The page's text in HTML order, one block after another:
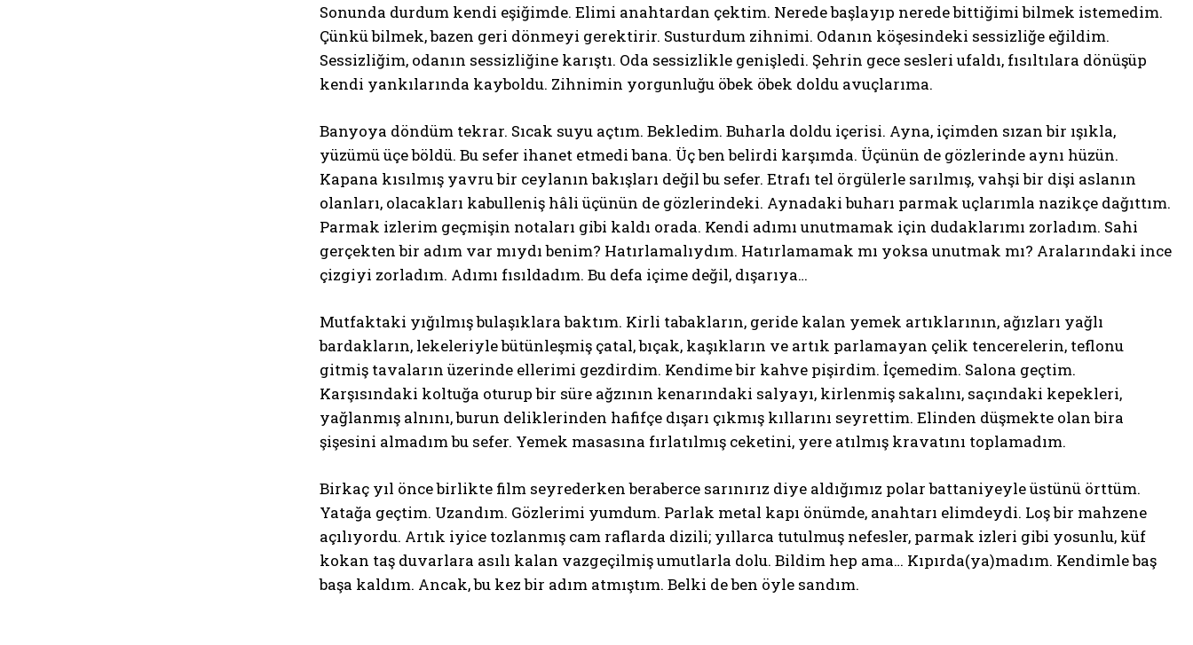
Sonunda durdum kendi eşiğimde. Elimi anahtardan çektim. Nerede başlayıp nerede bittiğimi bilmek istemedim.
Çünkü bilmek, bazen geri dönmeyi gerektirir. Susturdum zihnimi. Odanın köşesindeki sessizliğe eğildim.
Sessizliğim, odanın sessizliğine karıştı. Oda sessizlikle genişledi. Şehrin gece sesleri ufaldı, fısıltılara dönüşüp
kendi yankılarında kayboldu. Zihnimin yorgunluğu öbek öbek doldu avuçlarıma.
Banyoya döndüm tekrar. Sıcak suyu açtım. Bekledim. Buharla doldu içerisi. Ayna, içimden sızan bir ışıkla,
yüzümü üçe böldü. Bu sefer ihanet etmedi bana. Üç ben belirdi karşımda. Üçünün de gözlerinde aynı hüzün.
Kapana kısılmış yavru bir ceylanın bakışları değil bu sefer. Etrafı tel örgülerle sarılmış, vahşi bir dişi aslanın
olanları, olacakları kabulleniş hâli üçünün de gözlerindeki. Aynadaki buharı parmak uçlarımla nazikçe dağıttım.
Parmak izlerim geçmişin notaları gibi kaldı orada. Kendi adımı unutmamak için dudaklarımı zorladım. Sahi
gerçekten bir adım var mıydı benim? Hatırlamalıydım. Hatırlamamak mı yoksa unutmak mı? Aralarındaki ince
çizgiyi zorladım. Adımı fısıldadım. Bu defa içime değil, dışarıya…
Mutfaktaki yığılmış bulaşıklara baktım. Kirli tabakların, geride kalan yemek artıklarının, ağızları yağlı
bardakların, lekeleriyle bütünleşmiş çatal, bıçak, kaşıkların ve artık parlamayan çelik tencerelerin, teflonu
gitmiş tavaların üzerinde ellerimi gezdirdim. Kendime bir kahve pişirdim. İçemedim. Salona geçtim.
Karşısındaki koltuğa oturup bir süre ağzının kenarındaki salyayı, kirlenmiş sakalını, saçındaki kepekleri,
yağlanmış alnını, burun deliklerinden hafifçe dışarı çıkmış kıllarını seyrettim. Elinden düşmekte olan bira
şişesini almadım bu sefer. Yemek masasına fırlatılmış ceketini, yere atılmış kravatını toplamadım.
Birkaç yıl önce birlikte film seyrederken beraberce sarınırız diye aldığımız polar battaniyeyle üstünü örttüm.
Yatağa geçtim. Uzandım. Gözlerimi yumdum. Parlak metal kapı önümde, anahtarı elimdeydi. Loş bir mahzene
açılıyordu. Artık iyice tozlanmış cam raflarda dizili; yıllarca tutulmuş nefesler, parmak izleri gibi yosunlu, küf
kokan taş duvarlara asılı kalan vazgeçilmiş umutlarla dolu. Bildim hep ama… Kıpırda(ya)madım. Kendimle baş
başa kaldım. Ancak, bu kez bir adım atmıştım. Belki de ben öyle sandım.